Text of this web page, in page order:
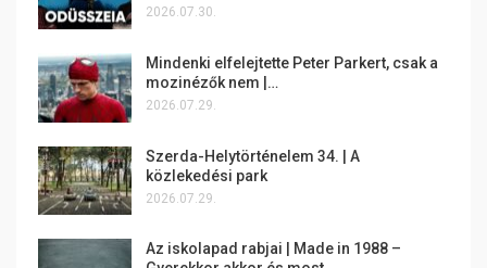
2026.07.30.
Mindenki elfelejtette Peter Parkert, csak a
mozinézők nem |…
2026.07.29.
Szerda-Helytörténelem 34. | A
közlekedési park
2026.07.29.
Az iskolapad rabjai | Made in 1988 –